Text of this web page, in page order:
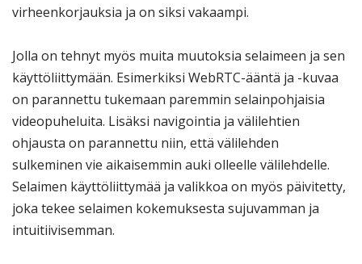
virheenkorjauksia ja on siksi vakaampi.
Jolla on tehnyt myös muita muutoksia selaimeen ja sen
käyttöliittymään. Esimerkiksi WebRTC-ääntä ja -kuvaa
on parannettu tukemaan paremmin selainpohjaisia
videopuheluita. Lisäksi navigointia ja välilehtien
ohjausta on parannettu niin, että välilehden
sulkeminen vie aikaisemmin auki olleelle välilehdelle.
Selaimen käyttöliittymää ja valikkoa on myös päivitetty,
joka tekee selaimen kokemuksesta sujuvamman ja
intuitiivisemman.